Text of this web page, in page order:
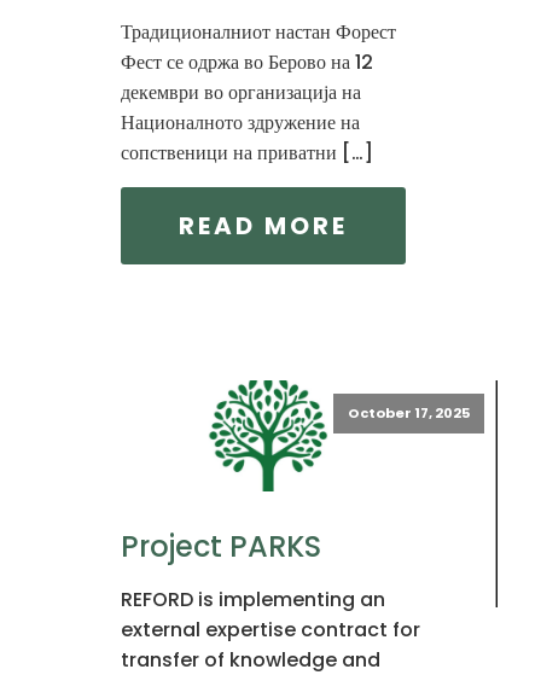
Традиционалниот настан Форест
Фест се одржа во Берово на 12
декември во организација на
Националното здружение на
сопственици на приватни […]
READ MORE
October 17, 2025
Project PARKS
REFORD is implementing an
external expertise contract for
transfer of knowledge and